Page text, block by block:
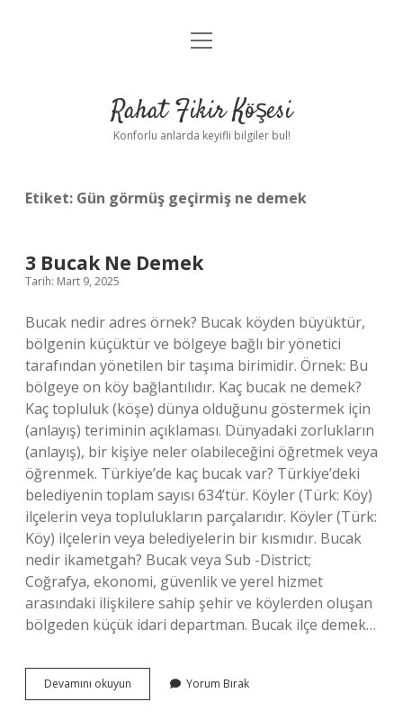
Anasayfa
Yasal Uyarı
menüyü
Rahat Fikir Köşesi
Konforlu anlarda keyifli bilgiler bul!
Etiket: Gün görmüş geçirmiş ne demek
3 Bucak Ne Demek
Tarih: Mart 9, 2025
Bucak nedir adres örnek? Bucak köyden büyüktür,
bölgenin küçüktür ve bölgeye bağlı bir yönetici
tarafından yönetilen bir taşıma birimidir. Örnek: Bu
bölgeye on köy bağlantılıdır. Kaç bucak ne demek?
Kaç topluluk (köşe) dünya olduğunu göstermek için
(anlayış) teriminin açıklaması. Dünyadaki zorlukların
(anlayış), bir kişiye neler olabileceğini öğretmek veya
öğrenmek. Türkiye’de kaç bucak var? Türkiye’deki
belediyenin toplam sayısı 634’tür. Köyler (Türk: Köy)
ilçelerin veya toplulukların parçalarıdır. Köyler (Türk:
Köy) ilçelerin veya belediyelerin bir kısmıdır. Bucak
nedir ikametgah? Bucak veya Sub -District;
Coğrafya, ekonomi, güvenlik ve yerel hizmet
arasındaki ilişkilere sahip şehir ve köylerden oluşan
bölgeden küçük idari departman. Bucak ilçe demek…
Devamını okuyun
Bucak
Yorum Bırak